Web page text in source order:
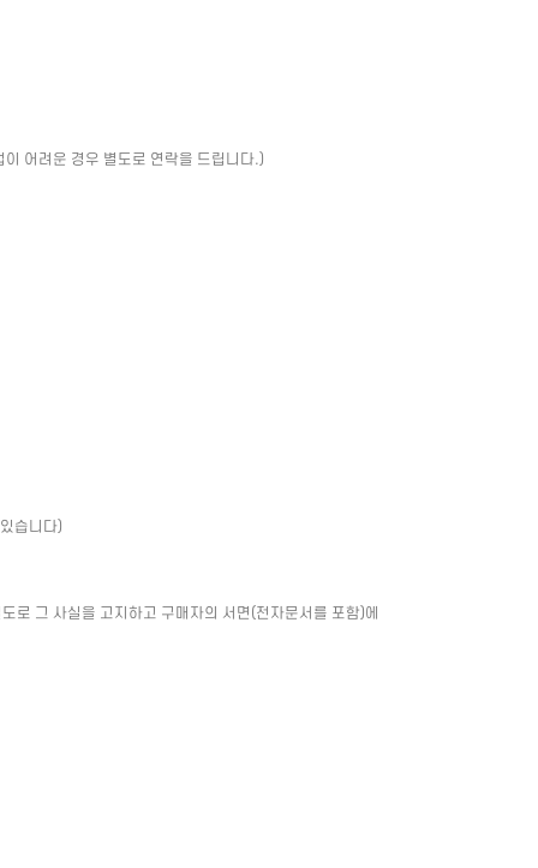
어려운 경우 별도로 연락을 드립니다.)
습니다)
로 그 사실을 고지하고 구매자의 서면(전자문서를 포함)에